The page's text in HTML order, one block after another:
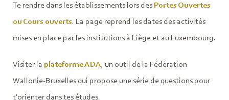
Te rendre dans les établissements lors des Portes Ouvertes
ou Cours ouverts. La page reprend les dates des activités
mises en place par les institutions à Liège et au Luxembourg.
Visiter la plateforme ADA, un outil de la Fédération
Wallonie-Bruxelles qui propose une série de questions pour
t'orienter dans tes études.